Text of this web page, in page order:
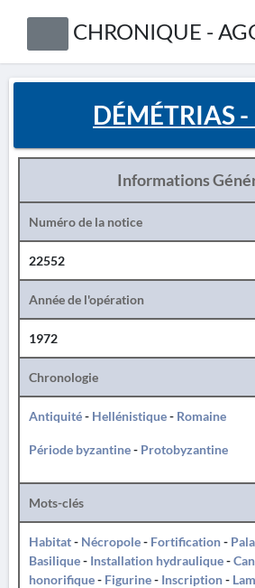
CHRONIQUE -
DÉMÉTRIAS
Informations
Numéro de la notice
22552
Année de l'opération
1972
Chronologie
Antiquité- Hellénistique- Romaine
Période byzantine- Protobyzantine
Mots-clés
Habitat- Nécropole- Fortification-
Basilique- Installation hydraulique-
honorifique- Figurine- Inscription-